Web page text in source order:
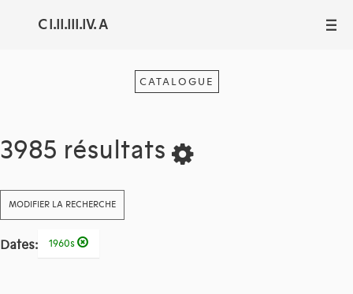
C I.II.III.IV. A III
CATALOGUE
3985 résultats
MODIFIER LA RECHERCHE
Dates: 1960s